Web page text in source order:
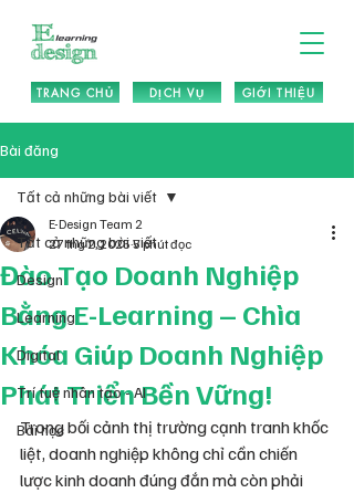
TRANG CHỦ DỊCH VỤ GIỚI THIỆU
Bài đăng
Tất cả những bài viết
Design
Learning
Digital
Trí tuệ nhân tạo - AI
Bài học
Tất cả những bài viết
Đào Tạo Doanh Nghiệp
Bằng E-Learning – Chìa
Khóa Giúp Doanh Nghiệp
Phát Triển Bền Vững!
E-Design Team 2
27 thg 2, 2025 5 phút đọc
Trong bối cảnh thị trường cạnh tranh khốc
liệt, doanh nghiệp không chỉ cần chiến
lược kinh doanh đúng đắn mà còn phải